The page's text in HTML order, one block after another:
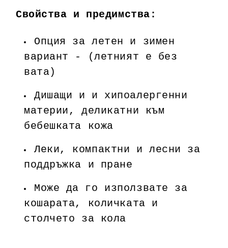
Свойства и предимства:
Опция за летен и зимен
вариант - (летният е без
вата)
Дишащи и и хипоалергенни
материи, деликатни към
бебешката кожа
Леки, компактни и лесни за
поддръжка и пране
Може да го използвате за
кошарата, количката и
столчето за кола